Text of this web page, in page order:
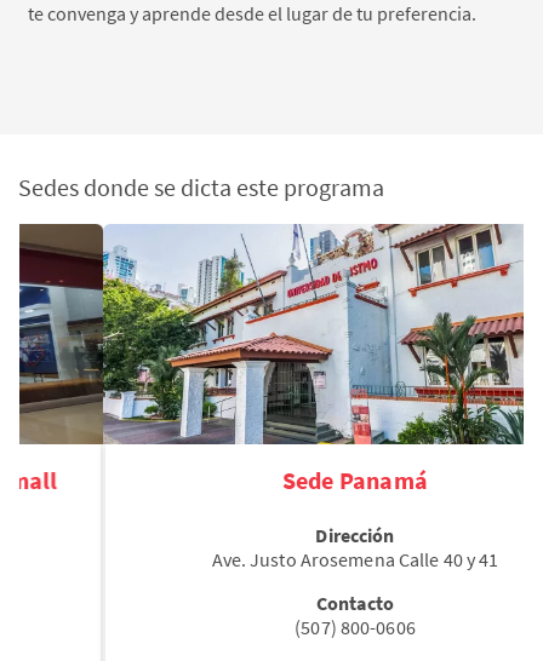
te convenga y aprende desde el lugar de tu preferencia.
Sedes donde se dicta este programa
Sede Panamá
Ave. Justo Arosemena Calle 40 y 41
(507) 800-0606